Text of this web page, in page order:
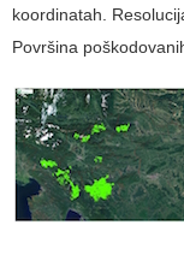
koordinatah.
Površina